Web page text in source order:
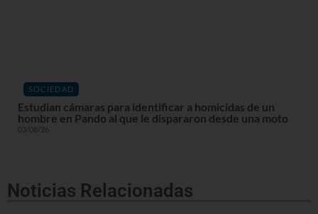
SOCIEDAD
Estudian cámaras para identificar a homicidas de un
hombre en Pando al que le dispararon desde una moto
03/08/26
Noticias Relacionadas